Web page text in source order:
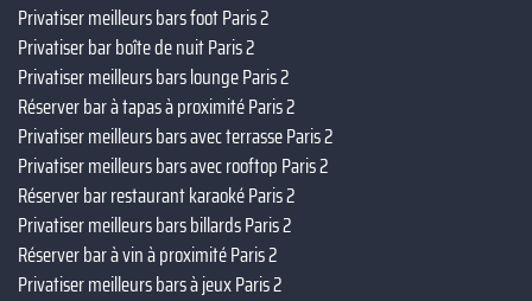
Privatiser meilleurs bars foot Paris 2
Privatiser bar boîte de nuit Paris 2
Privatiser meilleurs bars lounge Paris 2
Réserver bar à tapas à proximité Paris 2
Privatiser meilleurs bars avec terrasse Paris 2
Privatiser meilleurs bars avec rooftop Paris 2
Réserver bar restaurant karaoké Paris 2
Privatiser meilleurs bars billards Paris 2
Réserver bar à vin à proximité Paris 2
Privatiser meilleurs bars à jeux Paris 2